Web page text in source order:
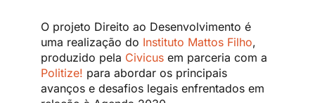
O projeto Direito ao Desenvolvimento é
uma realização do Instituto Mattos Filho,
produzido pela Civicus em parceria com a
Politize! para abordar os principais
avanços e desafios legais enfrentados em